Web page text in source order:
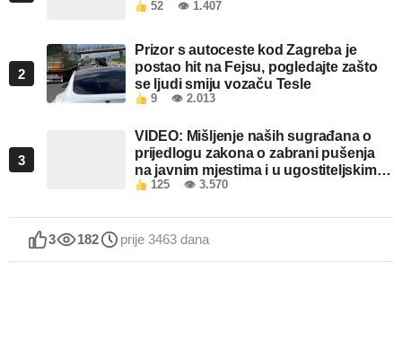
52 👁 1.407
2
Prizor s autoceste kod Zagreba je
postao hit na Fejsu, pogledajte zašto
se ljudi smiju vozaču Tesle
9 👁 2.013
3
VIDEO: Mišljenje naših sugrađana o
prijedlogu zakona o zabrani pušenja
na javnim mjestima i u ugostiteljskim
objektima u FBiH
125 👁 3.570
3 182 prije 3463 dana